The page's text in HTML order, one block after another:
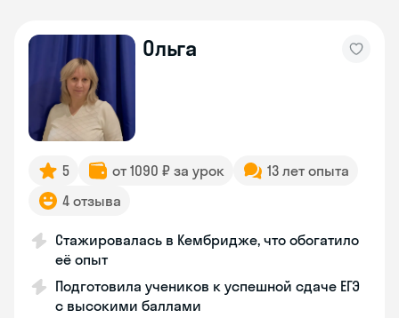
Ольга
5 от 1090 ₽ за урок
13 лет опыта
4 отзыва
Стажировалась в Кембридже, что обогатило
её опыт
Подготовила учеников к успешной сдаче ЕГЭ
с высокими баллами